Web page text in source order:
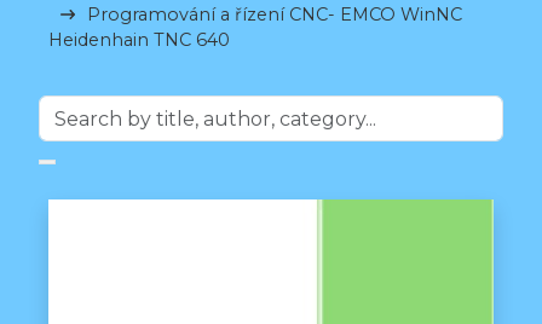
Programování a řízení CNC- EMCO WinNC
Heidenhain TNC 640